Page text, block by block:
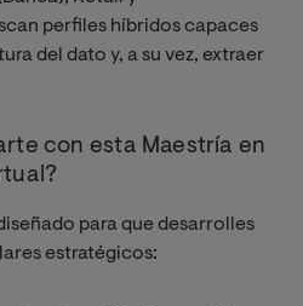
perfiles híbridos capaces
del dato y, a su vez, extraer
con esta Maestría en
para que desarrolles
estratégicos: